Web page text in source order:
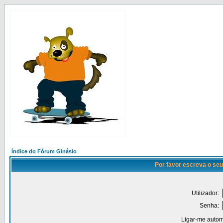
Índice do Fórum Ginásio
Por favor escreva o
Utilizador:
Senha:
Ligar-me